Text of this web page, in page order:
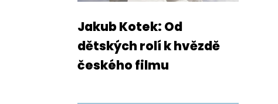
Jakub Kotek: Od
dětských rolí k hvězdě
českého filmu